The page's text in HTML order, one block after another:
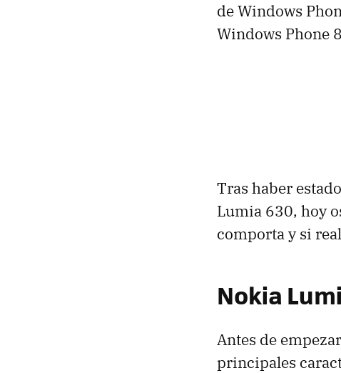
de Windows
Windows Phone
Tras haber
Lumia 630, hoy
comporta y si
Nokia
Antes de
principales